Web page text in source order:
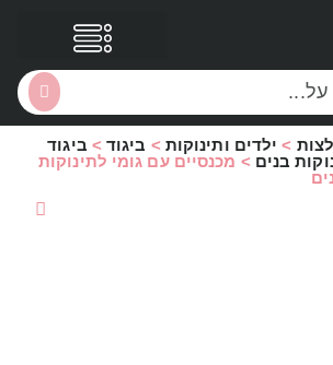
> ילדים ותינוקות > ביגוד> ביגוד
בנים > מכנסיים עם גומי לתינוקות